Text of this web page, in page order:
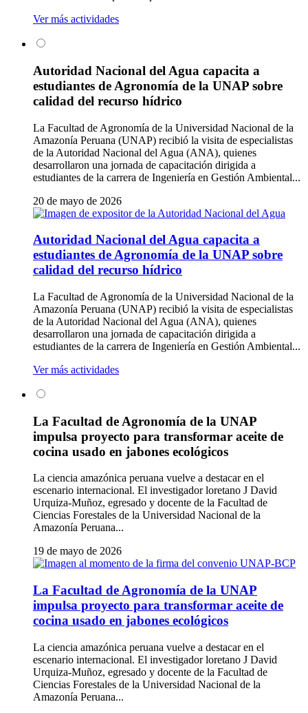
Ver más actividades
Autoridad Nacional del Agua capacita a
estudiantes de Agronomía de la UNAP sobre
calidad del recurso hídrico
La Facultad de Agronomía de la Universidad Nacional de la
Amazonía Peruana (UNAP) recibió la visita de especialistas
de la Autoridad Nacional del Agua (ANA), quienes
desarrollaron una jornada de capacitación dirigida a
estudiantes de la carrera de Ingeniería en Gestión Ambiental...
20 de mayo de 2026
Autoridad Nacional del Agua capacita a
estudiantes de Agronomía de la UNAP sobre
calidad del recurso hídrico
La Facultad de Agronomía de la Universidad Nacional de la
Amazonía Peruana (UNAP) recibió la visita de especialistas
de la Autoridad Nacional del Agua (ANA), quienes
desarrollaron una jornada de capacitación dirigida a
estudiantes de la carrera de Ingeniería en Gestión Ambiental...
Ver más actividades
La Facultad de Agronomía de la UNAP
impulsa proyecto para transformar aceite de
cocina usado en jabones ecológicos
La ciencia amazónica peruana vuelve a destacar en el
escenario internacional. El investigador loretano J David
Urquiza-Muñoz, egresado y docente de la Facultad de
Ciencias Forestales de la Universidad Nacional de la
Amazonía Peruana...
19 de mayo de 2026
La Facultad de Agronomía de la UNAP
impulsa proyecto para transformar aceite de
cocina usado en jabones ecológicos
La ciencia amazónica peruana vuelve a destacar en el
escenario internacional. El investigador loretano J David
Urquiza-Muñoz, egresado y docente de la Facultad de
Ciencias Forestales de la Universidad Nacional de la
Amazonía Peruana...